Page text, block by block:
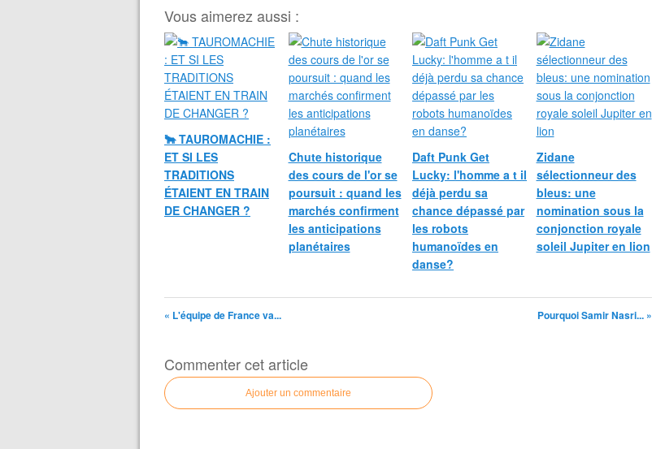
Vous aimerez aussi :
🐂 TAUROMACHIE :
ET SI LES
TRADITIONS
ÉTAIENT EN TRAIN
DE CHANGER ?
Chute historique
des cours de l'or se
poursuit : quand les
marchés confirment
les anticipations
planétaires
Daft Punk Get
Lucky: l'homme a t il
déjà perdu sa
chance dépassé par
les robots
humanoïdes en
danse?
Zidane
sélectionneur des
bleus: une
nomination sous la
conjonction royale
soleil Jupiter en lion
« L'équipe de France va... Pourquoi Samir Nasri... »
Commenter cet article
Ajouter un commentaire